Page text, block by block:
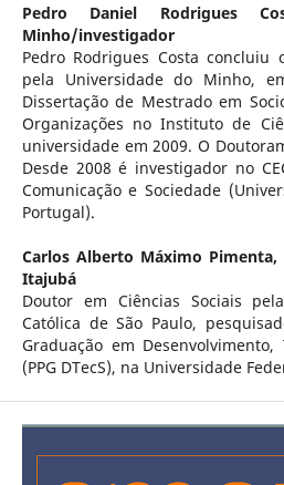
Pedro Daniel Rodrigues
Minho/investigador
Pedro Rodrigues Costa concluiu
pela Universidade do Minho,
Dissertação de Mestrado em
Organizações no Instituto de
universidade em 2009. O
Desde 2008 é investigador no
Comunicação e Sociedade
Portugal).
Carlos Alberto Máximo Pimenta,
Itajubá
Doutor em Ciências Sociais
Católica de São Paulo,
Graduação em
(PPG DTecS), na Universidade